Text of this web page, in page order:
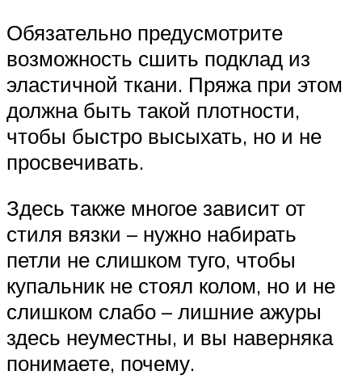
Обязательно предусмотрите
возможность сшить подклад из
эластичной ткани. Пряжа при этом
должна быть такой плотности,
чтобы быстро высыхать, но и не
просвечивать.
Здесь также многое зависит от
стиля вязки – нужно набирать
петли не слишком туго, чтобы
купальник не стоял колом, но и не
слишком слабо – лишние ажуры
здесь неуместны, и вы наверняка
понимаете, почему.